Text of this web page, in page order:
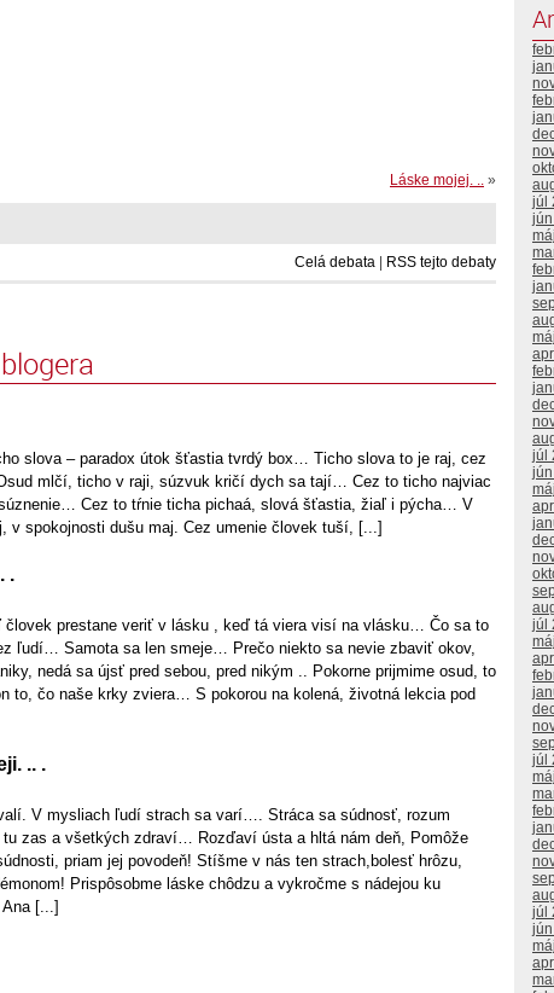
Láske mojej. .. »
Celá debata | RSS tejto debaty
slova – paradox útok šťastia tvrdý box… Ticho slova to je raj, cez
mlčí, ticho v raji, súzvuk kričí dych sa tají… Cez to ticho najviac
Cez to tŕnie ticha pichaá, slová šťastia, žiaľ i pýcha… V
v spokojnosti dušu maj. Cez umenie človek tuší, [...]
.
človek prestane veriť v lásku , keď tá viera visí na vlásku… Čo sa to
ľudí… Samota sa len smeje… Prečo niekto sa nevie zbaviť okov,
nedá sa újsť pred sebou, pred nikým .. Pokorne prijmime osud, to
to, čo naše krky zviera… S pokorou na kolená, životná lekcia pod
.. .
V mysliach ľudí strach sa varí…. Stráca sa súdnosť, rozum
zas a všetkých zdraví… Rozďaví ústa a hltá nám deň, Pomôže
priam jej povodeň! Stíšme v nás ten strach,bolesť hrôzu,
Prispôsobme láske chôdzu a vykročme s nádejou ku
[...]
júl
júl
júl
júl
júl